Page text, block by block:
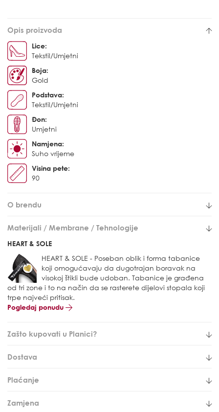
Opis proizvoda
Lice:
Tekstil/Umjetni
Boja:
Gold
Podstava:
Tekstil/Umjetni
Đon:
Umjetni
Namjena:
Suho vrijeme
Visina pete:
90
O brendu
Materijali / Membrane / Tehnologije
HEART & SOLE
HEART & SOLE - Poseban oblik i forma tabanice
koji omogućavaju da dugotrajan boravak na
visokoj štikli bude udoban. Tabanice je građena
od tri zone i to na način da se rasterete dijelovi stopala koji
trpe najveći pritisak.
Pogledaj ponudu
Zašto kupovati u Planici?
Dostava
Plaćanje
Zamjena